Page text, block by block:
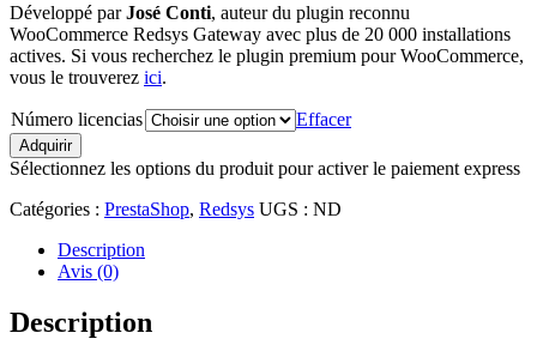
Développé parJosé Conti, auteur du plugin reconnu
WooCommerce Redsys Gateway avec plus de 20 000 installations
actives. Si vous recherchez le plugin premium pour WooCommerce,
vous le trouverez ici.
Número licencias
Effacer
quantité
de
pour
Premium
Adquirir
Sélectionnez les options du produit pour activer le paiement express
Catégories : PrestaShop, Redsys UGS : ND
Description
Avis (0)
Description